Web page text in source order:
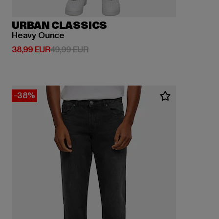
URBAN CLASSICS
Heavy Ounce
38,99 EUR
Derzeitiger Preis: 38,99 EUR
49,99 EURAktionspreis: 49,99 EUR
-38%